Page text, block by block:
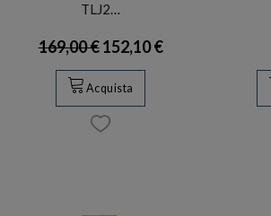
TLJ2…
169,00 €152,10 €
Acquista